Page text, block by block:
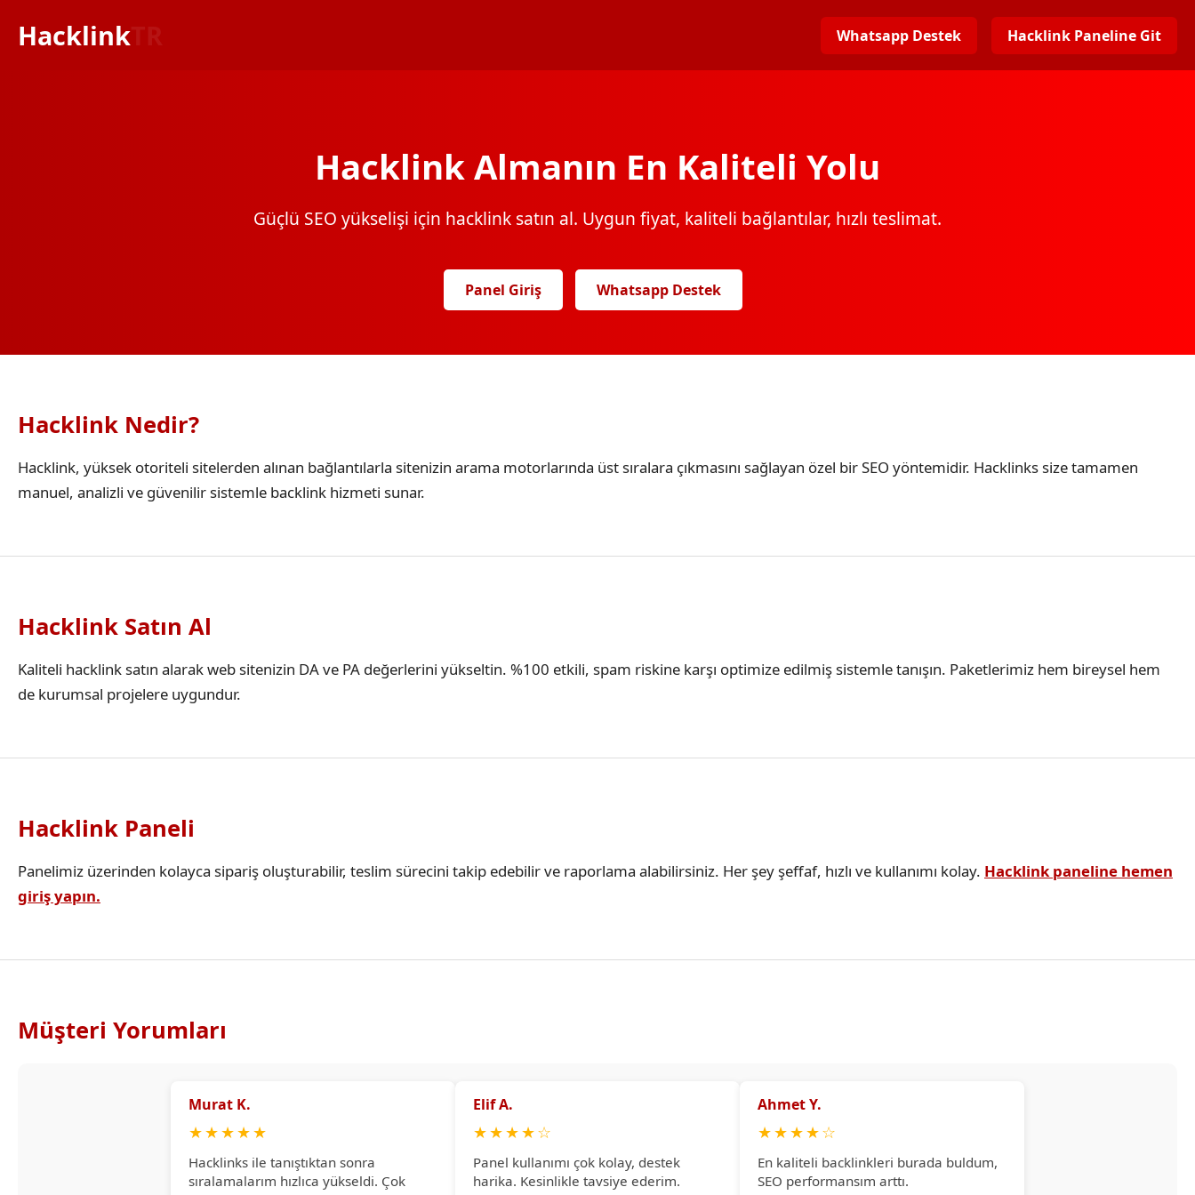
Hacklink Whatsapp Destek Hacklink Paneline Git
Hacklink Almanın En Kaliteli Yolu
Güçlü SEO yükselişi için hacklink satın al. Uygun fiyat, kaliteli bağlantılar, hızlı teslimat.
Panel Giriş Whatsapp Destek
Hacklink Nedir?
Hacklink, yüksek otoriteli sitelerden alınan bağlantılarla sitenizin arama motorlarında üst sıralara çıkmasını sağlayan özel bir SEO yöntemidir. Hacklinks size tamamen
manuel, analizli ve güvenilir sistemle backlink hizmeti sunar.
Hacklink Satın Al
Kaliteli hacklink satın alarak web sitenizin DA ve PA değerlerini yükseltin. %100 etkili, spam riskine karşı optimize edilmiş sistemle tanışın. Paketlerimiz hem bireysel hem
de kurumsal projelere uygundur.
Hacklink Paneli
Panelimiz üzerinden kolayca sipariş oluşturabilir, teslim sürecini takip edebilir ve raporlama alabilirsiniz. Her şey şeffaf, hızlı ve kullanımı kolay. Hacklink paneline hemen
giriş yapın.
Müşteri Yorumları
Murat K.
★★★★★
Hacklinks ile tanıştıktan sonra
sıralamalarım hızlıca yükseldi. Çok
Elif A.
★★★★☆
Panel kullanımı çok kolay, destek
harika. Kesinlikle tavsiye ederim.
Ahmet Y.
★★★★☆
En kaliteli backlinkleri burada buldum,
SEO performansım arttı.